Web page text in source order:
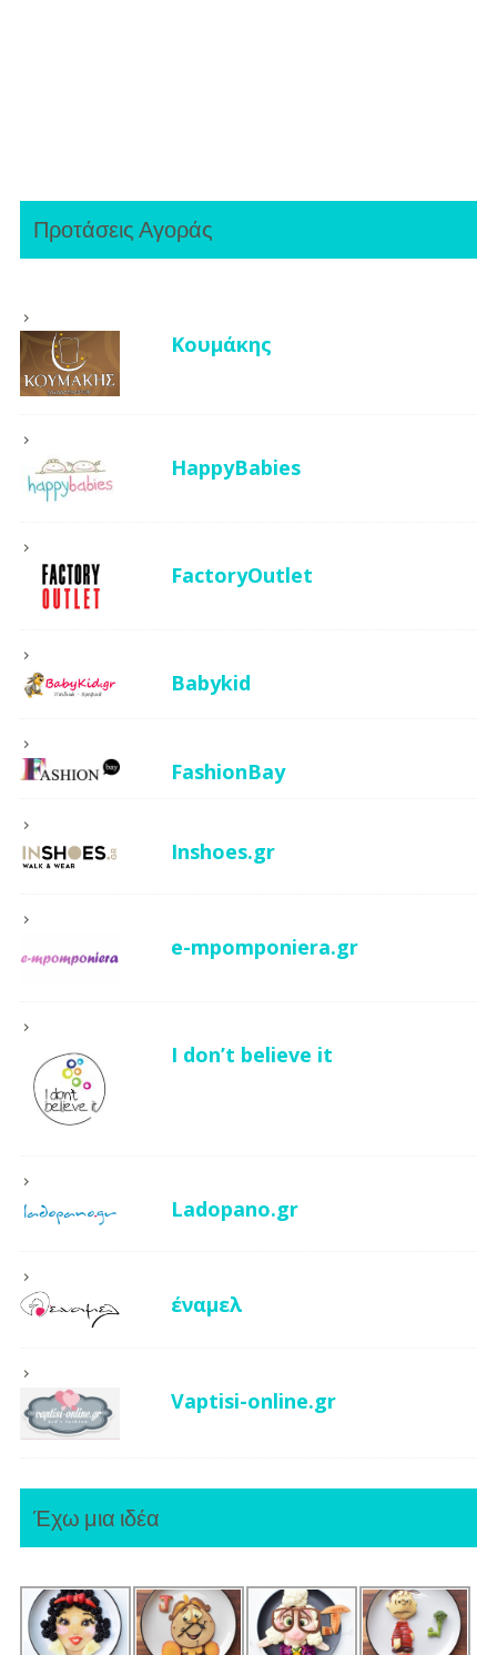
Προτάσεις Αγοράς
Κουμάκης
HappyBabies
FactoryOutlet
Babykid
FashionBay
Inshoes.gr
e-mpomponiera.gr
I don’t believe it
Ladopano.gr
έναμελ
Vaptisi-online.gr
Έχω μια ιδέα